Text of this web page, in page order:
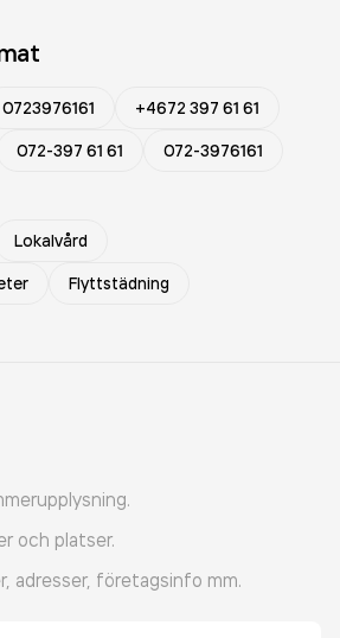
0723976161
+4672 397 61 61
072-397 61 61 072-3976161
Lokalvård
Flyttstädning
och platser.
adresser, företagsinfo mm.